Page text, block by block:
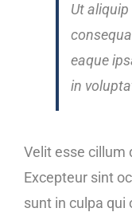
Ut
eaque
in
Velit esse cillum
Excepteur sint
sunt in culpa